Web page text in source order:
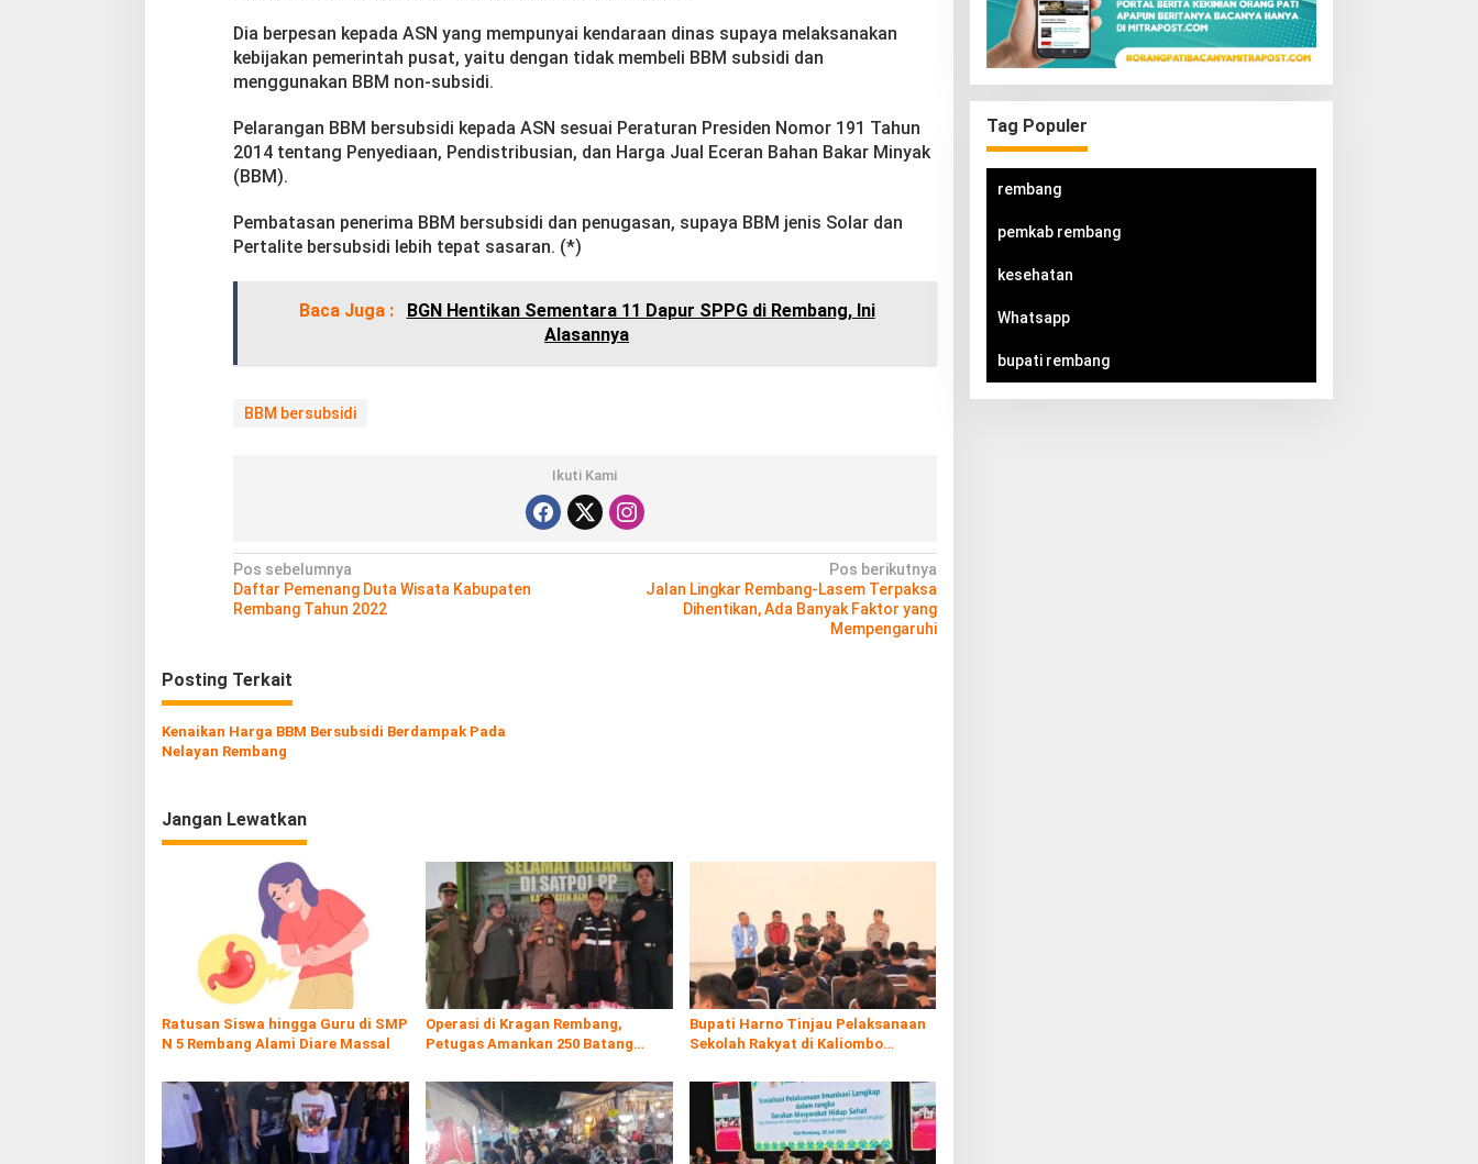
Dia berpesan kepada ASN yang mempunyai kendaraan dinas supaya melaksanakan
kebijakan pemerintah pusat, yaitu dengan tidak membeli BBM subsidi dan
menggunakan BBM non-subsidi.
Pelarangan BBM bersubsidi kepada ASN sesuai Peraturan Presiden Nomor 191 Tahun
2014 tentang Penyediaan, Pendistribusian, dan Harga Jual Eceran Bahan Bakar Minyak
(BBM).
Pembatasan penerima BBM bersubsidi dan penugasan, supaya BBM jenis Solar dan
Pertalite bersubsidi lebih tepat sasaran. (*)
Baca Juga :
BGN Hentikan Sementara 11 Dapur SPPG di Rembang, Ini
Alasannya
BBM bersubsidi
Ikuti Kami
N
a
i
g
a
s
p
o
Pos sebelumnya
Daftar Pemenang Duta Wisata Kabupaten
Rembang Tahun 2022
Pos berikutnya
Jalan Lingkar Rembang-Lasem Terpaksa
Dihentikan, Ada Banyak Faktor yang
Mempengaruhi
Posting Terkait
Kenaikan Harga BBM Bersubsidi Berdampak Pada
Nelayan Rembang
Jangan Lewatkan
Ratusan Siswa hingga Guru di SMP
N 5 Rembang Alami Diare Massal
Operasi di Kragan Rembang,
Petugas Amankan 250 Batang
Bupati Harno Tinjau Pelaksanaan
Sekolah Rakyat di Kaliombo
Tag Populer
rembang
pemkab rembang
kesehatan
Whatsapp
bupati rembang